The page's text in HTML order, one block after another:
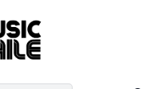
encontrar en el MUT